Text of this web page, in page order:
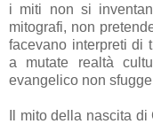
i miti non si
mitografi, non
facevano interpreti di
a mutate realtà
evangelico non
Il mito della nascita